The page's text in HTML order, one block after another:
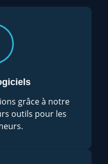
grâce à notre
outils pour les